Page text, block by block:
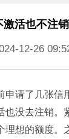
活也不注
12-26
申请了几张信
也没去注销。
理想的额度。